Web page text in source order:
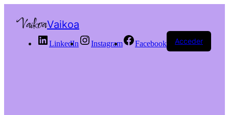
Vaikoa
LinkedIn Instagram Facebook Acceder